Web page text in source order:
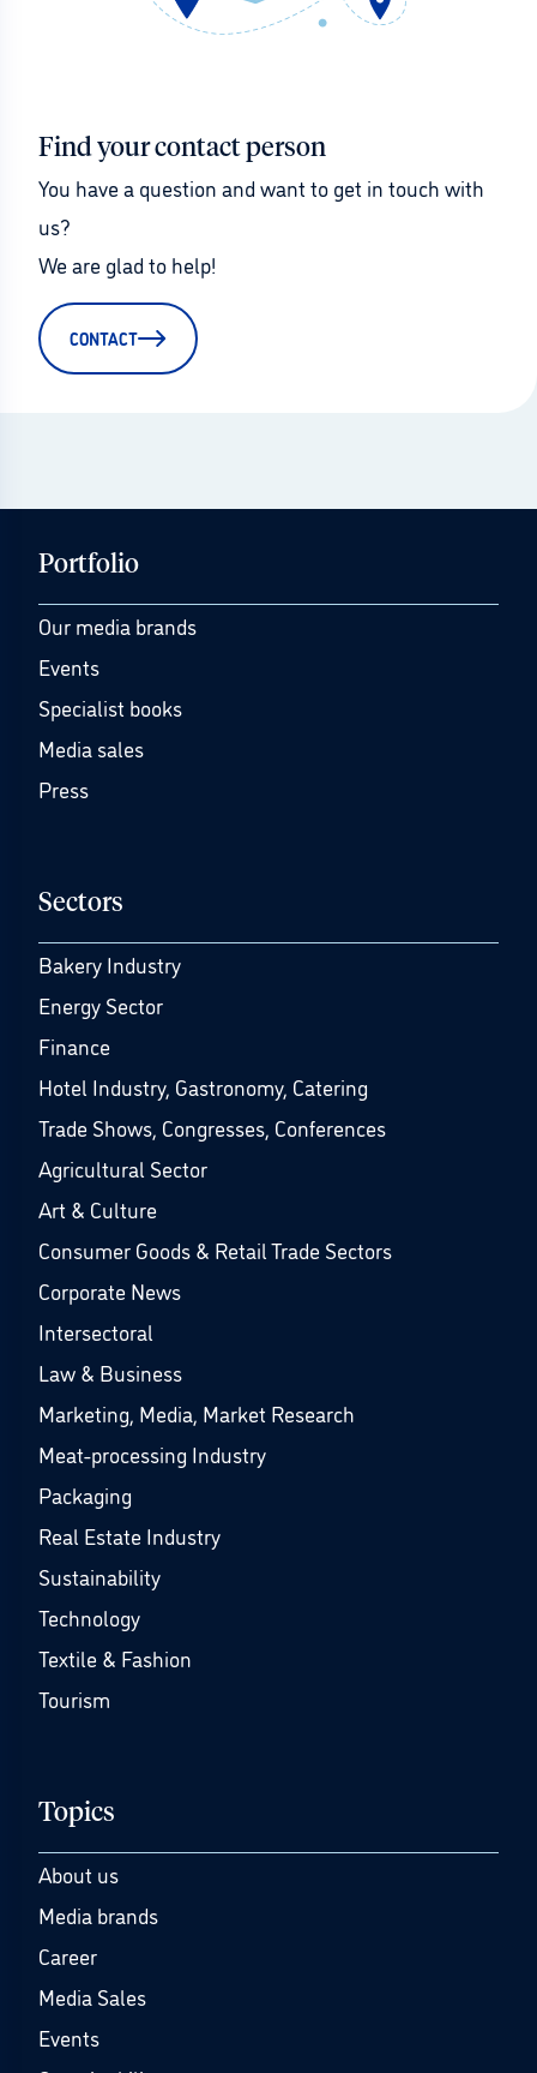
Find your contact person
You have a question and want to get in touch with
us?
We are glad to help!
CONTACT
Portfolio
Our media brands
Events
Specialist books
Media sales
Press
Sectors
Bakery Industry
Energy Sector
Finance
Hotel Industry, Gastronomy, Catering
Trade Shows, Congresses, Conferences
Agricultural Sector
Art & Culture
Consumer Goods & Retail Trade Sectors
Corporate News
Intersectoral
Law & Business
Marketing, Media, Market Research
Meat-processing Industry
Packaging
Real Estate Industry
Sustainability
Technology
Textile & Fashion
Tourism
Topics
About us
Media brands
Career
Media Sales
Events